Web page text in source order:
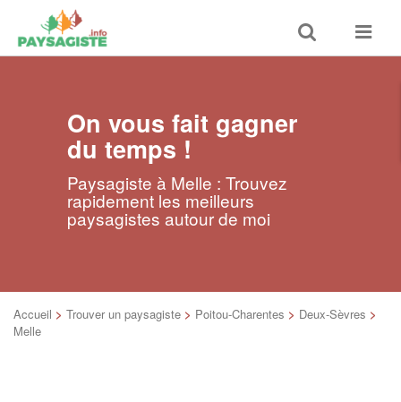
Toggle
search
Toggle
On vous fait gagner
du temps !
Paysagiste à Melle : Trouvez
rapidement les meilleurs
paysagistes autour de moi
Accueil > Trouver un paysagiste > Poitou-Charentes > Deux-Sèvres >
Melle